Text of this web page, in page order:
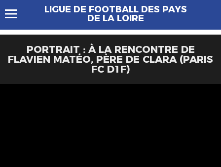
LIGUE DE FOOTBALL DES PAYS
DE LA LOIRE
PORTRAIT : À LA RENCONTRE DE
FLAVIEN MATÉO, PÈRE DE CLARA (PARIS
FC D1F)